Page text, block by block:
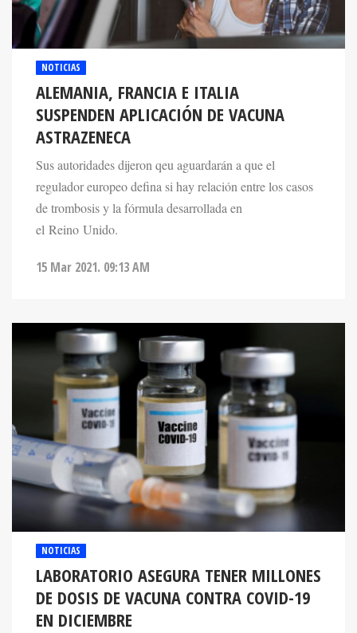
NOTICIAS
ALEMANIA, FRANCIA E ITALIA
SUSPENDEN APLICACIÓN DE VACUNA
ASTRAZENECA
Sus autoridades dijeron qeu aguardarán a que el
regulador europeo defina si hay relación entre los casos
de trombosis y la fórmula desarrollada en
el Reino Unido.
15 Mar 2021. 09:13 AM
NOTICIAS
LABORATORIO ASEGURA TENER MILLONES
DE DOSIS DE VACUNA CONTRA COVID-19
EN DICIEMBRE